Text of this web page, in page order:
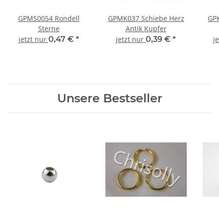
GPMS0054 Rondell
Sterne
jetzt nur 0,47 € *
GPMK037 Schiebe Herz
Antik Kupfer
jetzt nur 0,39 € *
Unsere Bestseller